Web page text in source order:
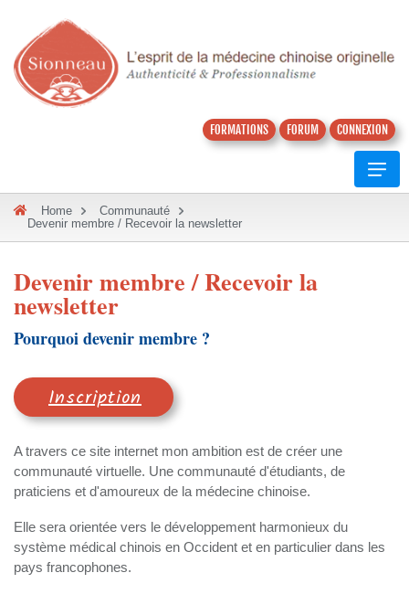
FORMATIONS FORUM CONNEXION
Home
Communauté
Devenir membre / Recevoir la newsletter
Devenir membre / Recevoir la
newsletter
Pourquoi devenir membre ?
Inscription
A travers ce site internet mon ambition est de créer une
communauté virtuelle. Une communauté d'étudiants, de
praticiens et d'amoureux de la médecine chinoise.
Elle sera orientée vers le développement harmonieux du
système médical chinois en Occident et en particulier dans les
pays francophones.